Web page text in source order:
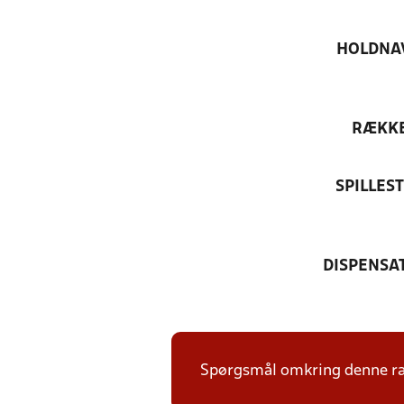
Spørgsmål omkring denne